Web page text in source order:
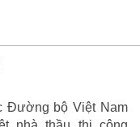
Đường bộ Việt Nam